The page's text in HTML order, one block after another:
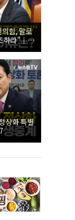
힘, 말로
하라”｜
의
상화 특별